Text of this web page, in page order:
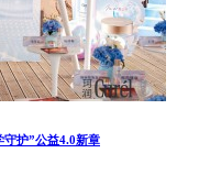
守护”公益4.0新章